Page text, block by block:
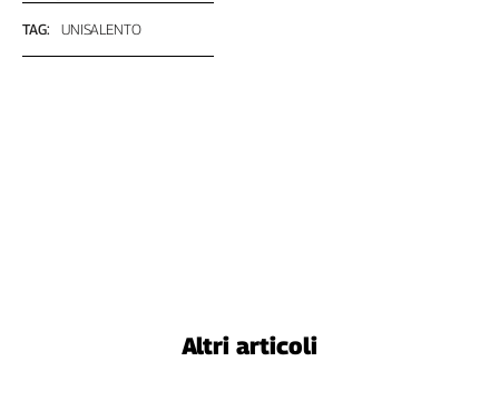
TAG: UNISALENTO
Altri articoli